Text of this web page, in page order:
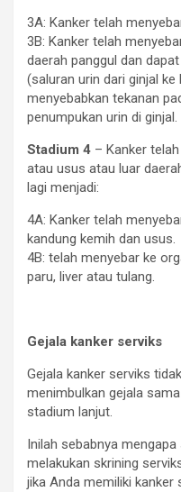
3A: Kanker telah
3B: Kanker telah
daerah panggul dan
(saluran urin dari ginjal
menyebabkan tekanan
penumpukan urin di ginjal.
Stadium 4 – Kanker
atau usus atau luar
lagi menjadi:
4A: Kanker telah
kandung kemih dan usus.
4B: telah menyebar ke
paru, liver atau tulang.
Gejala kanker serviks
Gejala kanker serviks
menimbulkan gejala
stadium lanjut.
Inilah sebabnya
melakukan skrining
jika Anda memiliki kanker